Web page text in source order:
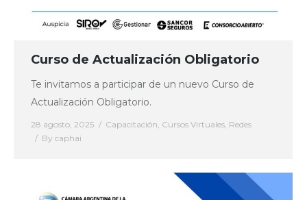
Curso de Actualización Obligatorio
Te invitamos a participar de un nuevo Curso de
Actualización Obligatorio.
28 agosto, 2025 Capacitación, Cursos Virtuales, Redes
By caphai